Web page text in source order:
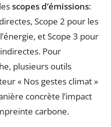
scopes d’émissions:
Scope 2 pour les
et Scope 3 pour
Pour
plusieurs outils
« Nos gestes climat »
concrète l’impact
carbone.